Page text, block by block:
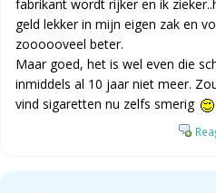
fabrikant wordt rijker en ik
geld lekker in mijn eigen zak en
zoooooveel beter.
Maar goed, het is wel even die
inmiddels al 10 jaar niet meer.
vind sigaretten nu zelfs smerig